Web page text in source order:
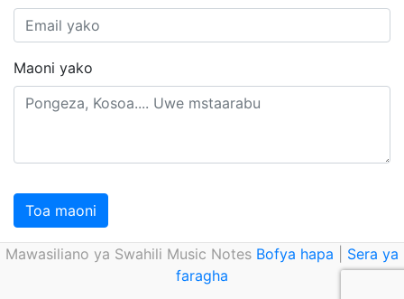
Maoni yako
Toa maoni
Mawasiliano ya Swahili Music Notes Bofya hapa
Sera ya
faragha